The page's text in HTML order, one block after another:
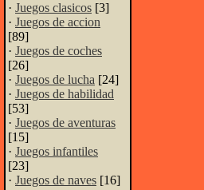
· Juegos clasicos [3]
· Juegos de accion
[89]
· Juegos de coches
[26]
· Juegos de lucha [24]
· Juegos de habilidad
[53]
· Juegos de aventuras
[15]
· Juegos infantiles
[23]
· Juegos de naves [16]